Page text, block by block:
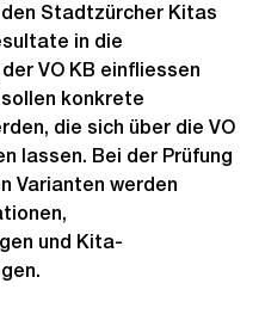
Stadtzürcher Kitas
in die
VO KB einfliessen
konkrete
die sich über die VO
lassen. Bei der Prüfung
Varianten werden
und Kita-